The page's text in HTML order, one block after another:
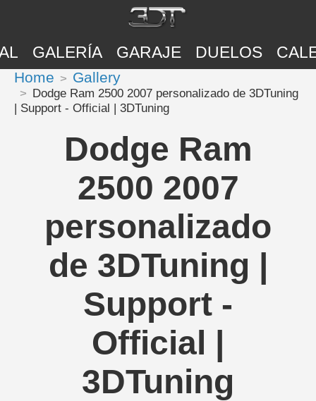
GALERÍA GARAJE DUELOS
Home Gallery
Dodge Ram 2500 2007 personalizado de 3DTuning
| Support - Official | 3DTuning
Dodge Ram
2500 2007
personalizado
de 3DTuning |
Support -
Official |
3DTuning